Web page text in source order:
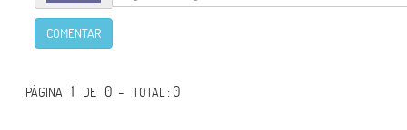
COMENTAR
PÁGINA 1 DE 0 -TOTAL: 0